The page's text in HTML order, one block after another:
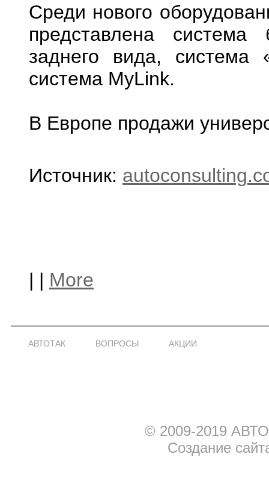
Среди нового
представлена система
заднего вида, система
система MyLink.
В Европе продажи
Источник:
| | More
АВТОТАК ВОПРОСЫ АКЦИИ
© 2009-2019
Создание